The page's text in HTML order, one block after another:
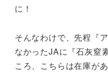
に！
そんなわけで、先程『
なかったJAに『石灰窒
ころ、こちらは在庫が